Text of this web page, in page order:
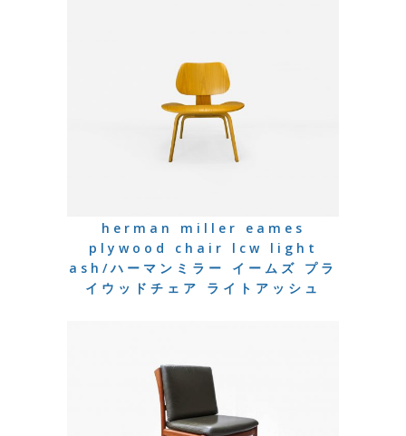
herman miller eames
plywood chair lcw light
ash/ハーマンミラー イームズ プラ
イウッドチェア ライトアッシュ